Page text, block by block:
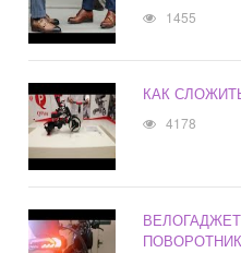
1455
КАК
4178